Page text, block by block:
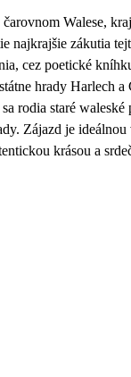
Walese,
najkrajšie zákutia
cez poetické
hrady Harlech
rodia staré
Zájazd je
krásou a